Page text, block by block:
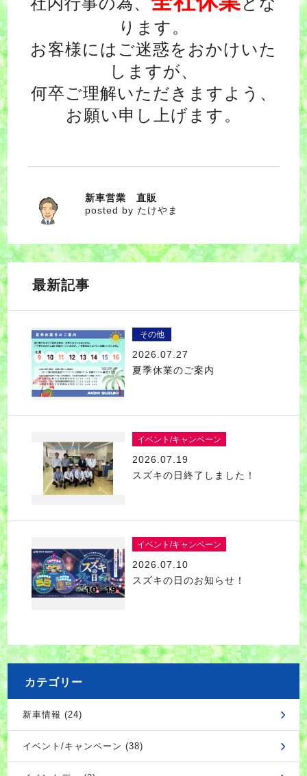
ります。
お客様にはご迷惑をおかけいた
しますが、
何卒ご理解いただきますよう、
お願い申し上げます。
たけやま
新車営業 直販
posted by たけやま
最新記事
その他
2026.07.27
夏季休業のご案内
イベント/キャンペーン
2026.07.19
スズキの日終了しました！
イベント/キャンペーン
2026.07.10
スズキの日のお知らせ！
カテゴリー
新車情報 (24)
イベント/キャンペーン (38)